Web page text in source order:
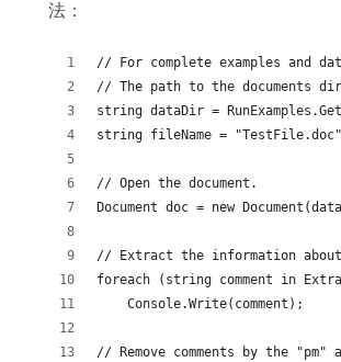
法：
// For complete examples and
// The path to the documents
string dataDir =
string fileName =
// Open the document.
Document doc = new
// Extract the information
foreach (string comment in
    Console.Write(comment);
// Remove comments by the "pm"